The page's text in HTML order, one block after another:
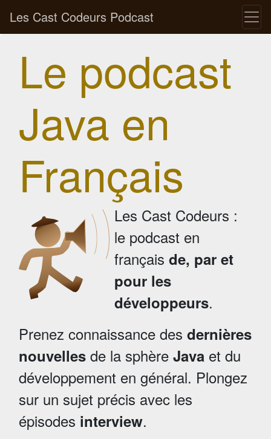
Les Cast Codeurs Podcast
Le podcast
Java en
Français
Les Cast Codeurs :
le podcast en
français de, par et
pour les
développeurs.
Prenez connaissance des dernières
nouvelles de la sphère Java et du
développement en général. Plongez
sur un sujet précis avec les
épisodes interview.